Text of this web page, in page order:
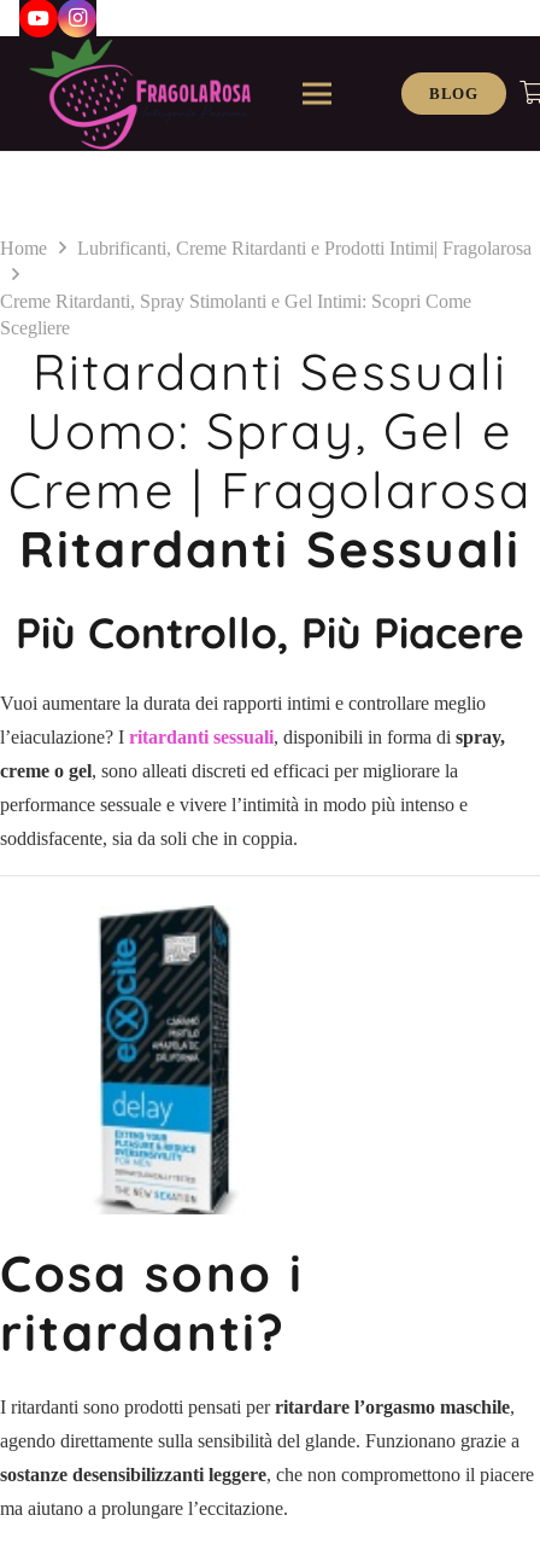
BLOG
Home Lubrificanti, Creme Ritardanti e Prodotti Intimi| Fragolarosa
Creme Ritardanti, Spray Stimolanti e Gel Intimi: Scopri Come
Scegliere
Ritardanti Sessuali
Uomo: Spray, Gel e
Creme | Fragolarosa
Ritardanti Sessuali
Più Controllo, Più Piacere
Vuoi aumentare la durata dei rapporti intimi e controllare meglio
l’eiaculazione? I ritardanti sessuali, disponibili in forma di spray,
creme o gel, sono alleati discreti ed efficaci per migliorare la
performance sessuale e vivere l’intimità in modo più intenso e
soddisfacente, sia da soli che in coppia.
Cosa sono i
ritardanti?
I ritardanti sono prodotti pensati perritardare l’orgasmo maschile,
agendo direttamente sulla sensibilità del glande. Funzionano grazie a
sostanze desensibilizzanti leggere, che non compromettono il piacere
ma aiutano a prolungare l’eccitazione.